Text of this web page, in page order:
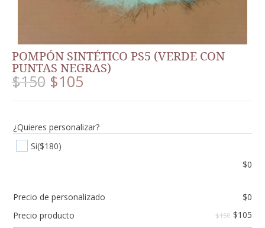
POMPÓN SINTÉTICO PS5 (VERDE CON
PUNTAS NEGRAS)
$150 $105
¿Quieres personalizar?
Si($180)
$0
Precio de personalizado $0
Precio producto
$150 $105